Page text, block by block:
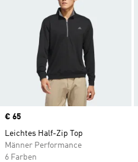
Price
€ 65
Leichtes Half-Zip Top
Männer Performance
6 Farben